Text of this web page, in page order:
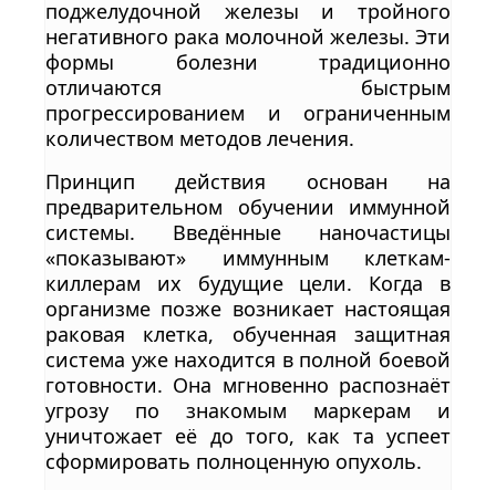
поджелудочной железы и тройного
негативного рака молочной железы. Эти
формы болезни традиционно
отличаются быстрым
прогрессированием и ограниченным
количеством методов лечения.
Принцип действия основан на
предварительном обучении иммунной
системы. Введённые наночастицы
«показывают» иммунным клеткам-
киллерам их будущие цели. Когда в
организме позже возникает настоящая
раковая клетка, обученная защитная
система уже находится в полной боевой
готовности. Она мгновенно распознаёт
угрозу по знакомым маркерам и
уничтожает её до того, как та успеет
сформировать полноценную опухоль.